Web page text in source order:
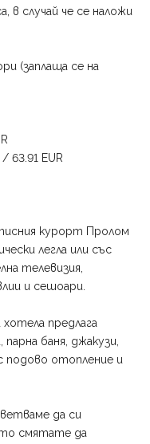
в случай че се наложи
(заплаща се на
63.91 EUR
курорт Пролом
легла или със
телевизия,
и сешоари.
предлага
баня, джакузи,
отопление и
да си
смятате да